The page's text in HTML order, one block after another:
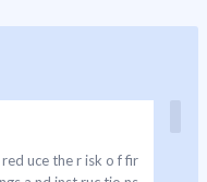
uce the r isk o f fir